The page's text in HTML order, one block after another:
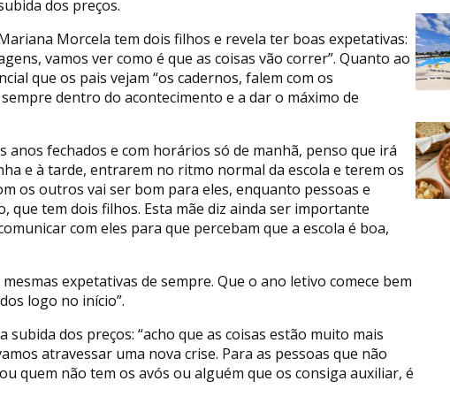
dos preços.
Morcela tem dois filhos e revela ter boas expetativas:
vamos ver como é que as coisas vão correr”. Quanto ao
que os pais vejam “os cadernos, falem com os
dentro do acontecimento e a dar o máximo de
anos fechados e com horários só de manhã, penso que irá
e à tarde, entrarem no ritmo normal da escola e terem os
os outros vai ser bom para eles, enquanto pessoas e
que tem dois filhos. Esta mãe diz ainda ser importante
com eles para que percebam que a escola é boa,
expetativas de sempre. Que o ano letivo comece bem
logo no início”.
subida dos preços: “acho que as coisas estão muito mais
atravessar uma nova crise. Para as pessoas que não
quem não tem os avós ou alguém que os consiga auxiliar, é